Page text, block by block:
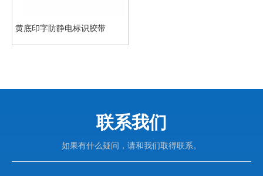
黄底印字防静电标识胶带
联系我们
如果有什么疑问，请和我们取得联系。